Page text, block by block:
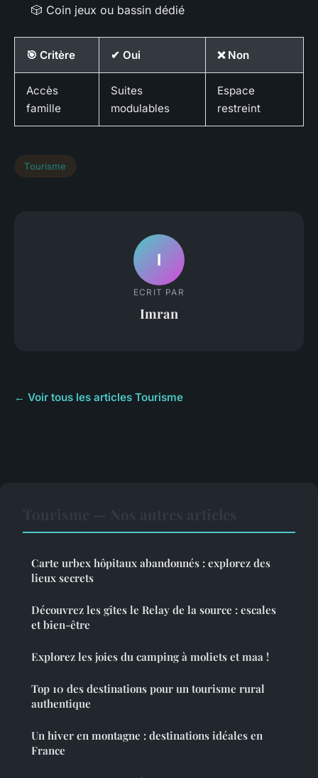
🎲 Coin jeux ou bassin dédié
🎯 Critère ✔ Oui ❌ Non
Accès
famille
Suites
modulables
Espace
restreint
Tourisme
I
ECRIT PAR
Imran
← Voir tous les articles Tourisme
Carte urbex hôpitaux abandonnés : explorez des
lieux secrets
Découvrez les gîtes le Relay de la source : escales
et bien-être
Explorez les joies du camping à moliets et maa !
Top 10 des destinations pour un tourisme rural
authentique
Un hiver en montagne : destinations idéales en
France